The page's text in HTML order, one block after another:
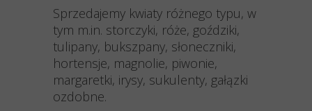
Sprzedajemy kwiaty różnego typu, w
tym m.in. storczyki, róże, goździki,
tulipany, bukszpany, słoneczniki,
hortensje, magnolie, piwonie,
margaretki, irysy, sukulenty, gałązki
ozdobne.